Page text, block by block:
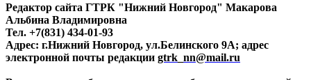
Редактор сайта ГТРК "Нижний Новгород" Макарова
Альбина Владимировна
Тел. +7(831) 434-01-93
Адрес: г.Нижний Новгород, ул.Белинского 9А; адрес
электронной почты редакции gtrk_nn@mail.ru